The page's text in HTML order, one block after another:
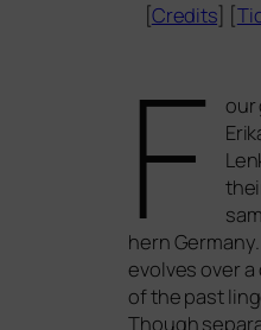
[Credits] [
F
our
hern
evol­ves over
of the past
Though